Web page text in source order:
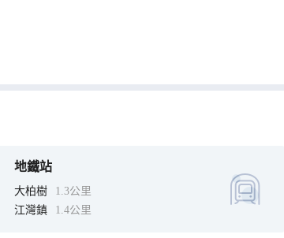
地鐵站
大柏樹
1.3公里
江灣鎮
1.4公里